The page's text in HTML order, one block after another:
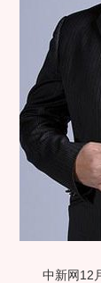
中新网12月